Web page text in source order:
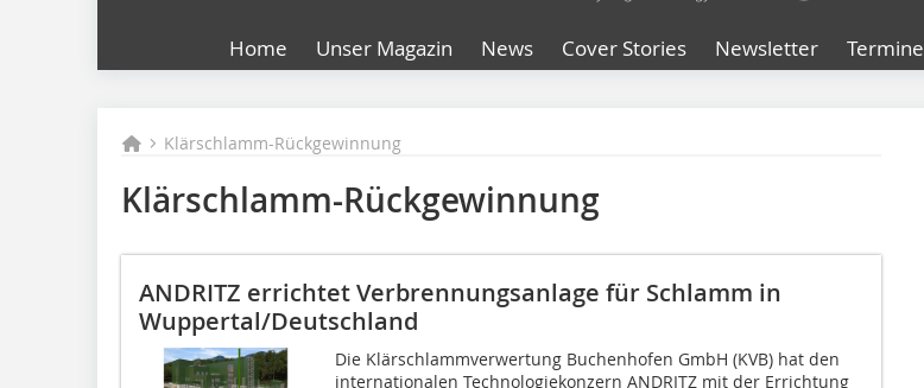
Home Unser Magazin News Cover Stories Newsletter Termine
Klärschlamm-Rückgewinnung
Klärschlamm-Rückgewinnung
ANDRITZ errichtet Verbrennungsanlage für Schlamm in
Wuppertal/Deutschland
Die Klärschlammverwertung Buchenhofen GmbH (KVB) hat den
internationalen Technologiekonzern ANDRITZ mit der Errichtung